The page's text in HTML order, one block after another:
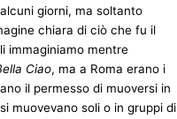
giorni, ma soltanto
chiara di ciò che fu il
immaginiamo mentre
Ciao, ma a Roma erano i
il permesso di muoversi in
muovevano soli o in gruppi di